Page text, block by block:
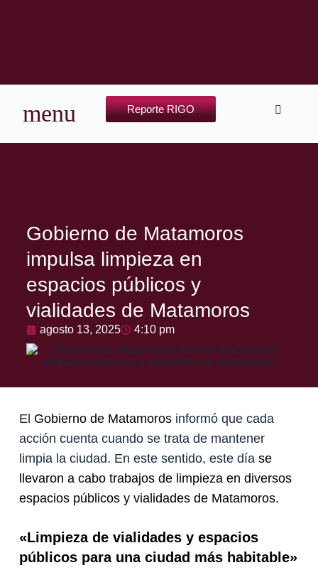
Reporte RIGO
Gobierno de Matamoros
impulsa limpieza en
espacios públicos y
vialidades de Matamoros
agosto 13, 2025 4:10 pm
El Gobierno de Matamoros informó que cada
acción cuenta cuando se trata de mantener
limpia la ciudad. En este sentido, este día se
llevaron a cabo trabajos de limpieza en diversos
espacios públicos y vialidades de Matamoros.
«Limpieza de vialidades y espacios
públicos para una ciudad más habitable»